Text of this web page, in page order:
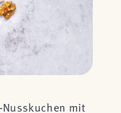
Nusskuchen mit